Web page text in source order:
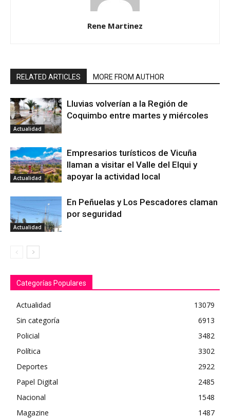
Rene Martinez
RELATED ARTICLES MORE FROM AUTHOR
Actualidad
Lluvias volverían a la Región de
Coquimbo entre martes y miércoles
Actualidad
Empresarios turísticos de Vicuña
llaman a visitar el Valle del Elqui y
apoyar la actividad local
Actualidad
En Peñuelas y Los Pescadores claman
por seguridad
Categorías Populares
Actualidad
13079
Sin categoría
6913
Policial
3482
Política
3302
Deportes
2922
Papel Digital
2485
Nacional
1548
Magazine
1487